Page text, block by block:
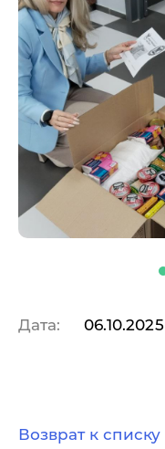
Дата: 06.10.2025
Возврат к списку